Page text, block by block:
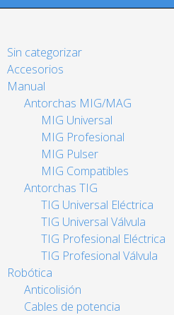
Sin categorizar
Accesorios
Manual
Antorchas MIG/MAG
MIG Universal
MIG Profesional
MIG Pulser
MIG Compatibles
Antorchas TIG
TIG Universal Eléctrica
TIG Universal Válvula
TIG Profesional Eléctrica
TIG Profesional Válvula
Robótica
Anticolisión
Cables de potencia